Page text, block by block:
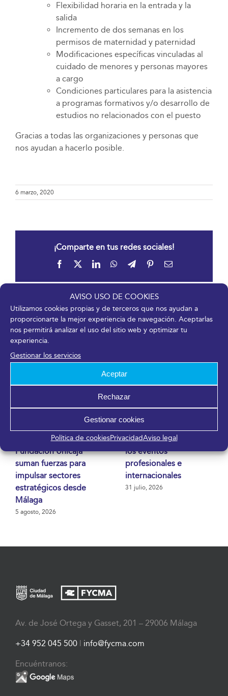
AVISO USO DE COOKIES
Utilizamos cookies propias y de terceros que nos ayudan a
proporcionarte la mejor experiencia de navegación. Aceptarlas
nos permitirá analizar el uso del sitio web y optimizar tu
experiencia.
Gestionar los servicios
Aceptar
Rechazar
Gestionar cookies
Política de cookiesPrivacidadAviso legal
Flexibilidad horaria en la entrada y la
salida
Incremento de dos semanas en los
permisos de maternidad y paternidad
Modificaciones específicas vinculadas al
cuidado de menores y personas mayores
a cargo
Condiciones particulares para la asistencia
a programas formativos y/o desarrollo de
estudios no relacionados con el puesto
Gracias a todas las organizaciones y personas que
nos ayudan a hacerlo posible.
6 marzo, 2020
¡Comparte en tus redes sociales!
Facebook LinkedInWhatsApp
TelegramPinterestCorreo
Artículos relacionados
Contenidos Digitales y
Fundación Unicaja
suman fuerzas para
impulsar sectores
estratégicos desde
Málaga
5 agosto, 2026
FYCMA crece en
consolida el peso de
los eventos
profesionales e
internacionales
31 julio, 2026
Av. de José Ortega y Gasset, 201 – 29006 Málaga
+34 952 045 500 | info@fycma.com
Encuéntranos: